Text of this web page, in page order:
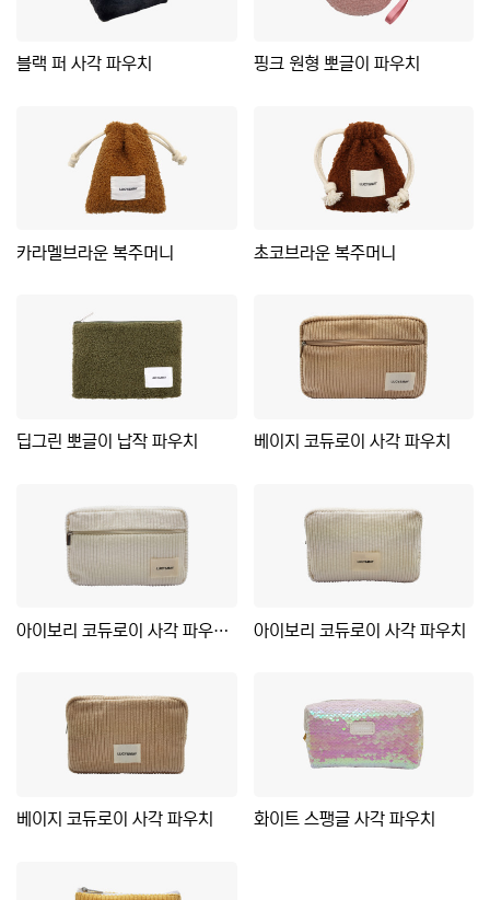
블랙 퍼 사각 파우치 핑크 원형 뽀글이 파우치
카라멜브라운 복주머니 초코브라운 복주머니
딥그린 뽀글이 납작 파우치 베이지 코듀로이 사각 파우치
아이보리 코듀로이 사각 파우치2 아이보리 코듀로이 사각 파우치
베이지 코듀로이 사각 파우치 화이트 스팽글 사각 파우치